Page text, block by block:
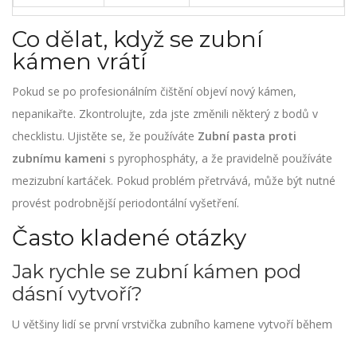
Co dělat, když se zubní
kámen vrátí
Pokud se po profesionálním čištění objeví nový kámen,
nepanikařte. Zkontrolujte, zda jste změnili některý z bodů v
checklistu. Ujistěte se, že používáte Zubní pasta proti
zubnímu kameni s pyrophospháty, a že pravidelně používáte
mezizubní kartáček. Pokud problém přetrvává, může být nutné
provést podrobnější periodontální vyšetření.
Často kladené otázky
Jak rychle se zubní kámen pod
dásní vytvoří?
U většiny lidí se první vrstvička zubního kamene vytvoří během